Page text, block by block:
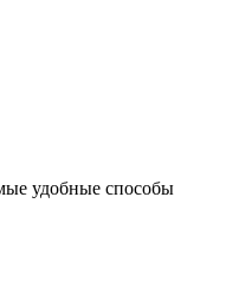
удобные способы